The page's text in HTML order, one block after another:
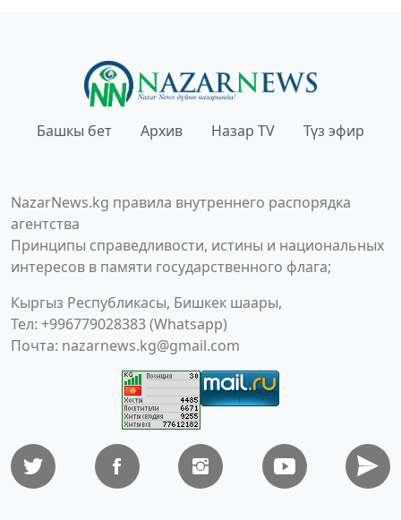
Башкы бет Архив Назар TV Түз эфир
NazarNews.kg правила внутреннего распорядка
агентства
Принципы справедливости, истины и национальных
интересов в памяти государственного флага;
Кыргыз Республикасы, Бишкек шаары,
Тел: +996779028383 (Whatsapp)
Почта: nazarnews.kg@gmail.com